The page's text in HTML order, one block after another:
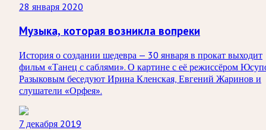
28 января 2020
Музыка, которая возникла вопреки
История о создании шедевра — 30 января в прокат выходит
фильм «Танец с саблями». О картине с её режиссёром
Разыковым беседуют Ирина Кленская, Евгений Жаринов и
слушатели «Орфея».
7 декабря 2019